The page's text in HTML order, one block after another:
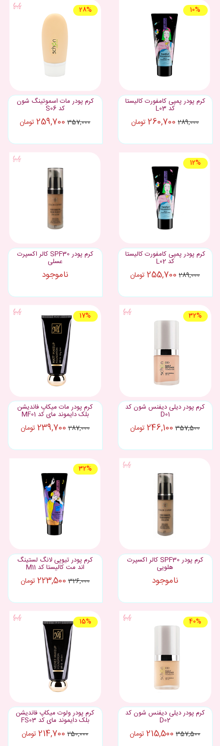
10%
کرم پودر پمپی کامفورت کالیستا
کد L03
289,000
260,700 تومان
28%
کرم پودر مات اسموتینگ شون
کد S06
357,000
259,700 تومان
12%
کرم پودر پمپی کامفورت کالیستا
کد L02
289,000
255,700 تومان
کرم پودر SPF30 کالر اکسپرت
عسلی
ناموجود
32%
کرم پودر دیلی دیفنس شون کد
D01
357,500
246,100 تومان
17%
کرم پودر مات میکاپ فاندیشن
بلک دایموند مای کد MF01
287,000
239,700 تومان
کرم پودر SPF30 کالر اکسپرت
هلویی
ناموجود
32%
کرم پودر تیوپی لانگ لستینگ
اند مت کالیستا کد M11
326,000
223,500 تومان
40%
کرم پودر دیلی دیفنس شون کد
D02
357,500
215,500 تومان
15%
کرم پودر ولوت میکاپ فاندیشن
بلک دایموند مای کد FS03
250,000
214,700 تومان